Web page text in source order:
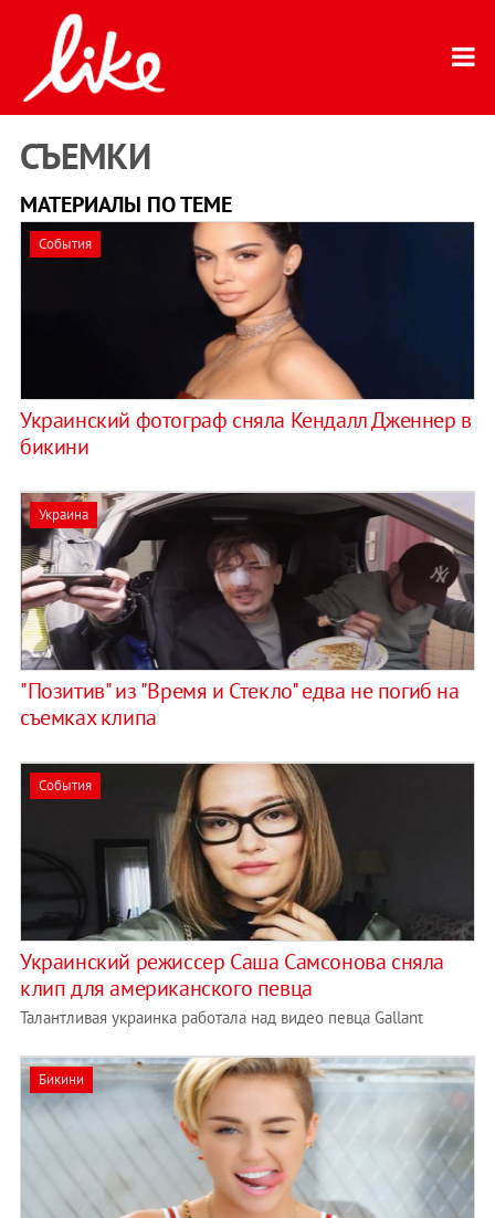
СЪЕМКИ
МАТЕРИАЛЫ ПО ТЕМЕ
События
Украинский фотограф сняла Кендалл Дженнер в
бикини
Украина
"Позитив" из "Время и Стекло" едва не погиб на
съемках клипа
События
Украинский режиссер Саша Самсонова сняла
клип для американского певца
Талантливая украинка работала над видео певца Gallant
Бикини